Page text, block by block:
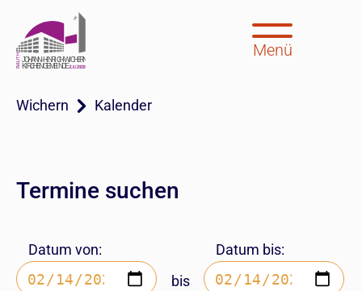
Menü
Wichern Kalender
Termine suchen
Datum von:
bis
Datum bis: